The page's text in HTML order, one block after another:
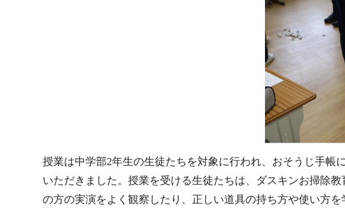
授業は中学部2年生の生徒たちを対象に行われ、おそうじ手
いただきました。授業を受ける生徒たちは、ダスキンお掃除
の方の実演をよく観察したり、正しい道具の持ち方や使い方を